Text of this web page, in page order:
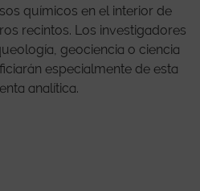
químicos en el interior de
recintos. Los investigadores
geociencia o ciencia
especialmente de esta
analítica.